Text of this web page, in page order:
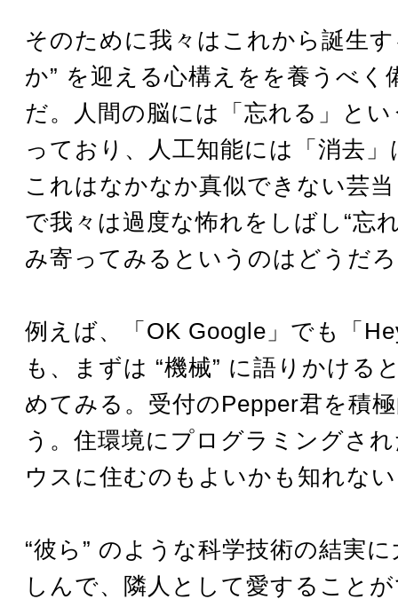
そのために我々はこれから誕生
か” を迎える心構えをを養うべく
だ。人間の脳には「忘れる」と
っており、人工知能には「消去
これはなかなか真似できない芸
で我々は過度な怖れをしばし“忘
み寄ってみるというのはどうだ
例えば、「OK Google」でも「
も、まずは “機械” に語りかける
めてみる。受付のPepper君を積
う。住環境にプログラミングさ
ウスに住むのもよいかも知れな
“彼ら” のような科学技術の結実
しんで、隣人として愛すること